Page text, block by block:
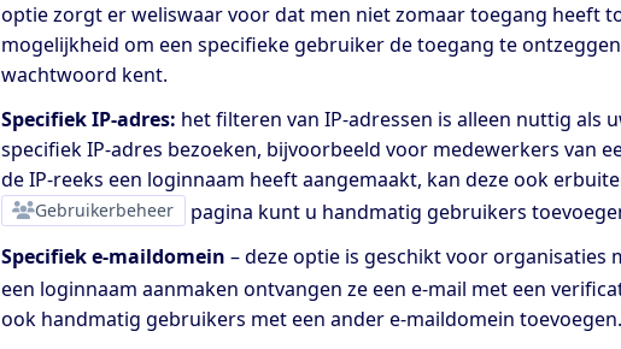
optie zorgt er weliswaar voor dat men niet zomaar toegang heeft
mogelijkheid om een specifieke gebruiker de toegang te
wachtwoord kent.
Specifiek IP-adres: het filteren van IP-adressen is alleen nuttig als
specifiek IP-adres bezoeken, bijvoorbeeld voor medewerkers van
de IP-reeks een loginnaam heeft aangemaakt, kan deze ook
Gebruikerbeheer
pagina kunt u handmatig gebruikers
Specifiek e-maildomein – deze optie is geschikt voor organisaties
een loginnaam aanmaken ontvangen ze een e-mail met een
ook handmatig gebruikers met een ander e-maildomein toevoegen.